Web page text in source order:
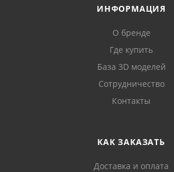
ИНФОРМАЦИЯ
О бренде
Где купить
База 3D моделей
Сотрудничество
Контакты
КАК ЗАКАЗАТЬ
Доставка и оплата